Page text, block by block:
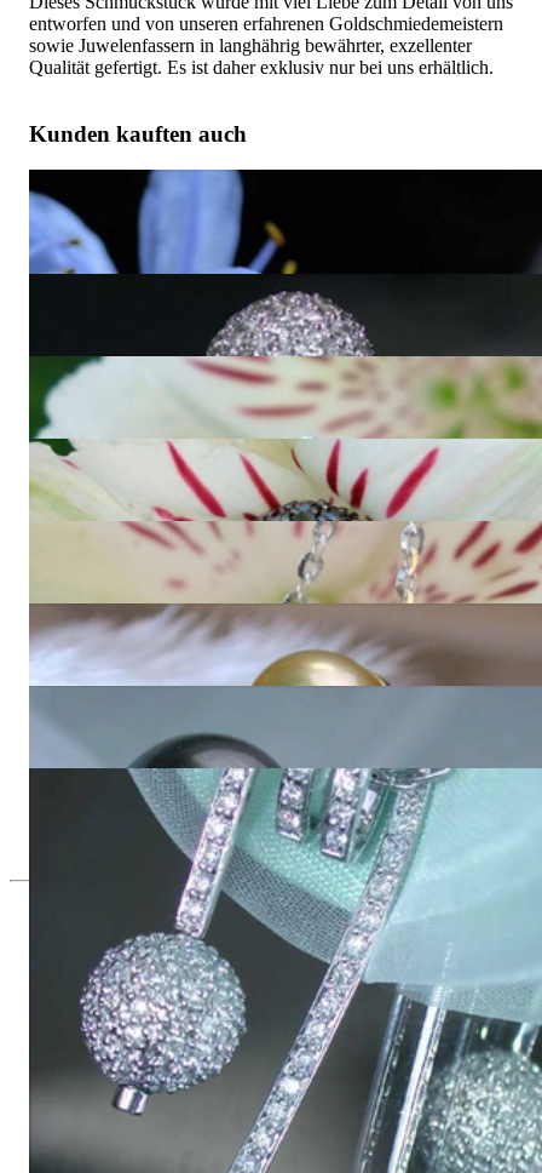
entworfen und von unseren erfahrenen Goldschmiedemeistern
sowie Juwelenfassern in langhährig bewährter, exzellenter
Qualität gefertigt. Es ist daher exklusiv nur bei uns erhältlich.
Kunden kauften auch
Pavé Kugel Ring mit schwarzen Diamanten & weißen
Brillanten
8.860,00 €
Bezaubernder Tahitiperle Ring mit Brillanten Pavé Kugel
Attraktiver Diamanten Pavé Kugel Ring
3.030,00 €
Attraktiver schwarze Diamanten Kugel Ring
2.160,00 €
Edle Brillanten Pavé Kugel an Kette
Goldene Südseeperlen Ohrstecker mit Brillanten Pavé Kugel
Edle Tahitiperlen Ohrstecker mit Brillanten Pavé Kugel
Tahitiperle Anhänger mit Brillanten Pavé Kugel
Exklusiver Schmuck, Leidenschaft für
das Außergewöhnliche
Hochwertiger Schmuck ist vor allem eine Frage des
Vertrauens. Zugleich sollte er so einzigartig sein wie die Frau,
die ihn trägt. Schmuck „von der Stange“ werden Sie daher bei
uns ebenso wenig finden wie Hotlines mit langen
Warteschleifen.